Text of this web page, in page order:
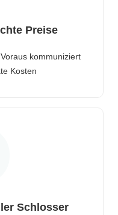
Preise
kommuniziert
Kosten
Schlosser